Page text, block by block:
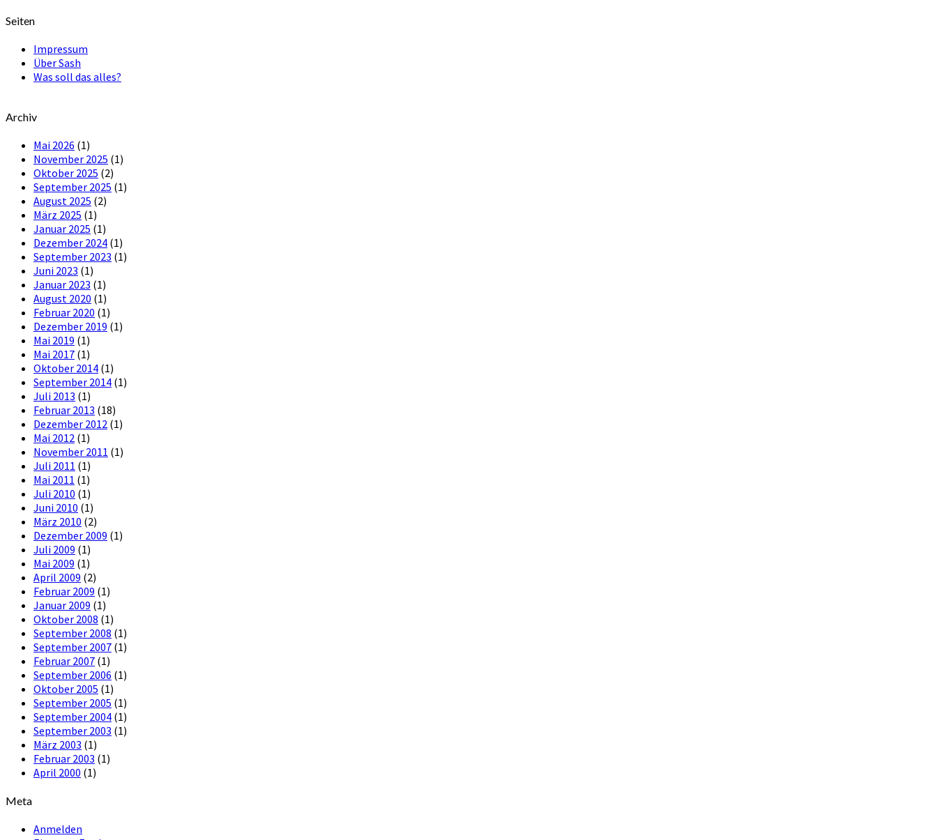
Seiten
Impressum
Über Sash
Was soll das alles?
Archiv
Mai 2026 (1)
November 2025 (1)
Oktober 2025 (2)
September 2025 (1)
August 2025 (2)
März 2025 (1)
Januar 2025 (1)
Dezember 2024 (1)
September 2023 (1)
Juni 2023 (1)
Januar 2023 (1)
August 2020 (1)
Februar 2020 (1)
Dezember 2019 (1)
Mai 2019 (1)
Mai 2017 (1)
Oktober 2014 (1)
September 2014 (1)
Juli 2013 (1)
Februar 2013 (18)
Dezember 2012 (1)
Mai 2012 (1)
November 2011 (1)
Juli 2011 (1)
Mai 2011 (1)
Juli 2010 (1)
Juni 2010 (1)
März 2010 (2)
Dezember 2009 (1)
Juli 2009 (1)
Mai 2009 (1)
April 2009 (2)
Februar 2009 (1)
Januar 2009 (1)
Oktober 2008 (1)
September 2008 (1)
September 2007 (1)
Februar 2007 (1)
September 2006 (1)
Oktober 2005 (1)
September 2005 (1)
September 2004 (1)
September 2003 (1)
März 2003 (1)
Februar 2003 (1)
April 2000 (1)
Meta
Anmelden